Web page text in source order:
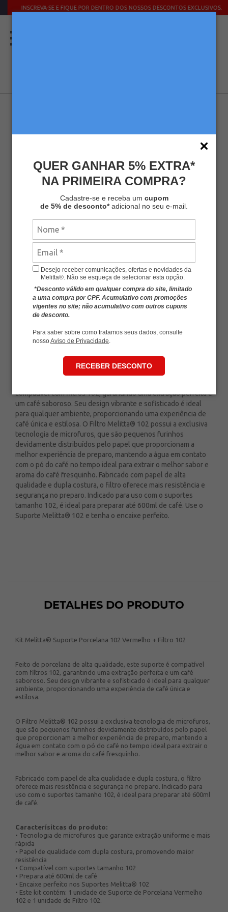
QUER GANHAR 5% EXTRA*
NA PRIMEIRA COMPRA?
Cadastre-se e receba um cupom
de 5% de desconto*adicional no seu e-mail.
Desejo receber comunicações, ofertas e novidades da
Melitta®. Não se esqueça de selecionar esta opção.
*Desconto válido em qualquer compra do site, limitado
a uma compra por CPF. Acumulativo com promoções
vigentes no site; não acumulativo com outros cupons
de desconto.
Para saber sobre como tratamos seus dados, consulte
nossoAviso de Privacidade.
RECEBER DESCONTO
INSCREVA-SE E FIQUE POR DENTRO DOS NOSSOS DESCONTOS EXCLUSIVOS.
KIT MELITTA® SUPORTE PORCELANA
102 VERMELHO + FILTRO 102
Kits Kit Acessórios
MLT-KIT116
R$ 235,80
R$ 200,43
4xde R$ 50,10
Economia deR$ 35,37
- +
ADICIONAR AO CARRINHO
Kit Melitta® Suporte Porcelana 102 Vermelho + Filtro 102
compatível com filtros 102, garantindo uma extração perfeita e
um café saboroso. Seu design vibrante e sofisticado é ideal
para qualquer ambiente, proporcionando uma experiência de
café única e estilosa. O Filtro Melitta® 102 possui a exclusiva
tecnologia de microfuros, que são pequenos furinhos
devidamente distribuídos pelo papel que proporcionam a
melhor experiência de preparo, mantendo a água em contato
com o pó do café no tempo ideal para extrair o melhor sabor e
aroma do café fresquinho. Fabricado com papel de alta
qualidade e dupla costura, o filtro oferece mais resistência e
segurança no preparo. Indicado para uso com o suportes
tamanho 102, é ideal para preparar até 600ml de café. Use o
Suporte Melitta® 102 e tenha o encaixe perfeito.
DETALHES DO PRODUTO
Kit Melitta® Suporte Porcelana 102 Vermelho + Filtro 102
Feito de porcelana de alta qualidade, este suporte é compatível
com filtros 102, garantindo uma extração perfeita e um café
saboroso. Seu design vibrante e sofisticado é ideal para qualquer
ambiente, proporcionando uma experiência de café única e
estilosa.
O Filtro Melitta® 102 possui a exclusiva tecnologia de microfuros,
que são pequenos furinhos devidamente distribuídos pelo papel
que proporcionam a melhor experiência de preparo, mantendo a
água em contato com o pó do café no tempo ideal para extrair o
melhor sabor e aroma do café fresquinho.
Fabricado com papel de alta qualidade e dupla costura, o filtro
oferece mais resistência e segurança no preparo. Indicado para
uso com o suportes tamanho 102, é ideal para preparar até 600ml
de café.
Caracterísitcas do produto:
• Tecnologia de microfuros que garante extração uniforme e mais
rápida
• Papel de qualidade com dupla costura, promovendo maior
resistência
• Compatível com suportes tamanho 102
• Prepara até 600ml de café
• Encaixe perfeito nos Suportes Melitta® 102
• Este kit contém: 1 unidade de Suporte de Porcelana Vermelho
102 e 1 unidade de Filtro 102.